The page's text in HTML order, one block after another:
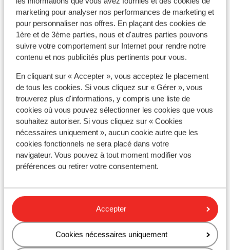
marketing pour analyser nos performances de marketing et
pour personnaliser nos offres. En plaçant des cookies de
1ère et de 3ème parties, nous et d'autres parties pouvons
suivre votre comportement sur Internet pour rendre notre
contenu et nos publicités plus pertinents pour vous.
En cliquant sur « Accepter », vous acceptez le placement
de tous les cookies. Si vous cliquez sur « Gérer », vous
trouverez plus d'informations, y compris une liste de
cookies où vous pouvez sélectionner les cookies que vous
souhaitez autoriser. Si vous cliquez sur « Cookies
nécessaires uniquement », aucun cookie autre que les
cookies fonctionnels ne sera placé dans votre
navigateur. Vous pouvez à tout moment modifier vos
préférences ou retirer votre consentement.
Accepter
Cookies nécessaires uniquement
minibaren. Vores "udluftning" på
badeværelset var blot en lem der kunne
åbnes for, som havde direkte adgang til
nabo værelserne. Det er selvfølgelig også
en del af oplevelsen at man selv kan stå og
børste tænder, alt imens man kan høre
russere skændes eller sidde og skide.
Vores værelser var placeret mod hotellets
front. Det gav en ok udsigt ud over
tilstødende marker. Dog kan jeg orientere
om, at de har både høns, haner og hund. De
larmer en del! Og starter gerne kl. 4 og
fortsætter et par timer frem. Dog kan
ørepropper fikse dele af støjen. Buffeten
som forventet på denne type hotel. Alt i
alt, en blandet oplevelse at bo på Sunmelia.
Jeg tænker ikke vi genbesøger hotellet.
te
die
erg
meer
ziet
zaten
maar
maar
Afficher sur la carte
À proximité
En bord de mer (transats (gratuit) , parasols
(gratuit) )
Dans le centre
Distance du centre-ville: environ 3 kilomètres,
kizilagac environ 50 mètres, manavgat environ 10
kilomètres
Distance jusqu'à Barstreet environ 3 kilomètres
kilomètres
Distance au restaurant le plus proche environ 2
kilomètres
Taxi minibus typiquement turc ( vers le centre de à
side / manavgat payant)